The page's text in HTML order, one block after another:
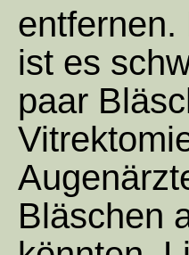
entfernen.
ist es
paar
Bläschen